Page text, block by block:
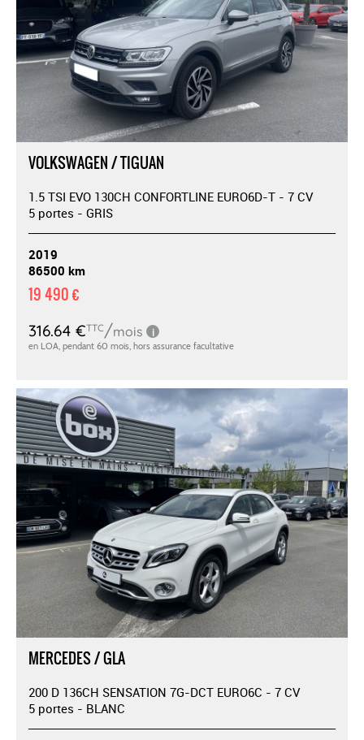
VOLKSWAGEN / TIGUAN
1.5 TSI EVO 130CH CONFORTLINE EURO6D-T - 7 CV
5 portes - GRIS
2019
86500 km
19 490 €
MERCEDES / GLA
200 D 136CH SENSATION 7G-DCT EURO6C - 7 CV
5 portes - BLANC